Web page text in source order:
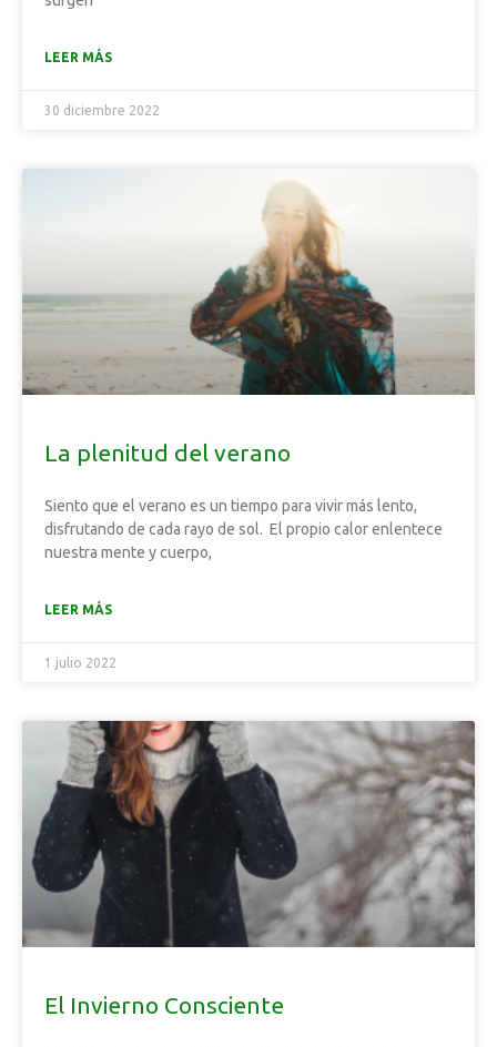
LEER MÁS
30 diciembre 2022
La plenitud del verano
Siento que el verano es un tiempo para vivir más lento,
disfrutando de cada rayo de sol. El propio calor enlentece
nuestra mente y cuerpo,
LEER MÁS
1 julio 2022
El Invierno Consciente